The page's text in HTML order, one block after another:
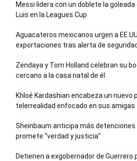
Messi lidera con un doblete la
Luis en la Leagues Cup
Aguacateros mexicanos urgen a
exportaciones tras alerta de seguridad
Zendaya y Tom Holland celebran su
cercano a la casa natal de él
Khloé Kardashian encabeza un nuevo
telerrealidad enfocado en sus amigas
Sheinbaum anticipa más
promete “verdad y justicia”
Detienen a exgobernador de Guerrero